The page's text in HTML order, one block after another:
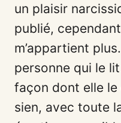
un plaisir
publié,
m’appartient
personne qui le
façon dont elle
sien, avec toute